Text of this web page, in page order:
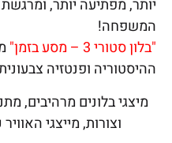
יותר, מפתיעה יותר, ומרגשת
המשפחה!
"בלון סטורי 3 – מסע בזמן"
ההיסטוריה ופנטזיה
מיצגי בלונים מרהיבים,
וצורות, מייצגי